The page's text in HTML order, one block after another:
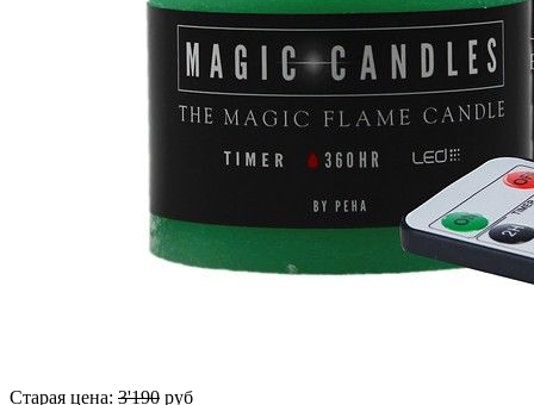
Старая цена: 3'190 руб